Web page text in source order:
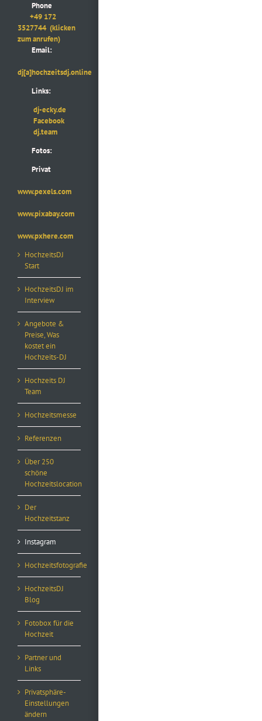
Phone
+49 172
3527744 (klicken
zum anrufen)
Email:
dj[a]hochzeitsdj.online
Links:
dj-ecky.de
Facebook
dj.team
Fotos:
Privat
www.pexels.com
www.pixabay.com
www.pxhere.com
HochzeitsDJ
Start
HochzeitsDJ im
Interview
Angebote &
Preise, Was
kostet ein
Hochzeits-DJ
Hochzeits DJ
Team
Hochzeitsmesse
Referenzen
Über 250
schöne
Hochzeitslocation
Der
Hochzeitstanz
Instagram
Hochzeitsfotografie
HochzeitsDJ
Blog
Fotobox für die
Hochzeit
Partner und
Links
Privatsphäre-
Einstellungen
ändern